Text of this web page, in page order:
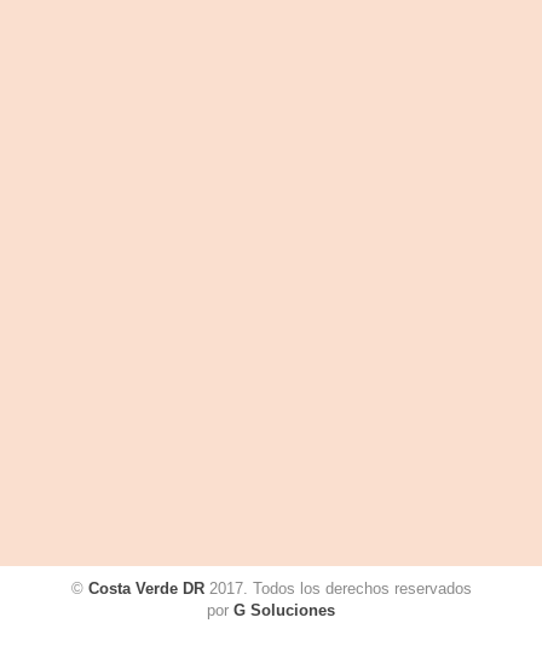
© Costa Verde DR2017. Todos los derechos reservados
por G Soluciones